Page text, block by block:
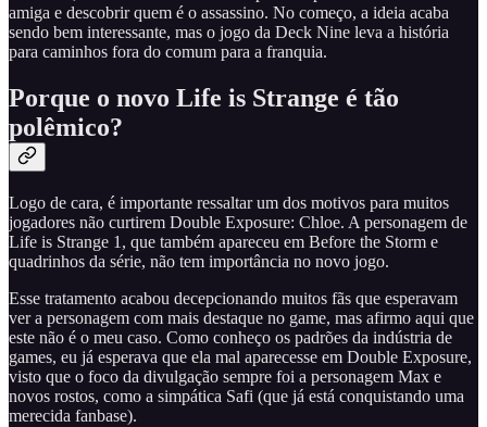
amiga e descobrir quem é o assassino. No começo, a ideia acaba
sendo bem interessante, mas o jogo da Deck Nine leva a história
para caminhos fora do comum para a franquia.
Porque o novo Life is Strange é tão
polêmico?
Logo de cara, é importante ressaltar um dos motivos para muitos
jogadores não curtirem Double Exposure: Chloe. A personagem de
Life is Strange 1, que também apareceu em Before the Storm e
quadrinhos da série, não tem importância no novo jogo.
Esse tratamento acabou decepcionando muitos fãs que esperavam
ver a personagem com mais destaque no game, mas afirmo aqui que
este não é o meu caso. Como conheço os padrões da indústria de
games, eu já esperava que ela mal aparecesse em Double Exposure,
visto que o foco da divulgação sempre foi a personagem Max e
novos rostos, como a simpática Safi (que já está conquistando uma
merecida fanbase).